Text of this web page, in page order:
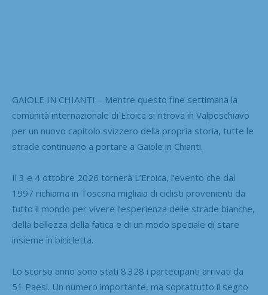
GAIOLE IN CHIANTI – Mentre questo fine settimana la
comunità internazionale di Eroica si ritrova in Valposchiavo
per un nuovo capitolo svizzero della propria storia, tutte le
strade continuano a portare a Gaiole in Chianti.
Il 3 e 4 ottobre 2026 tornerà L’Eroica, l’evento che dal
1997 richiama in Toscana migliaia di ciclisti provenienti da
tutto il mondo per vivere l’esperienza delle strade bianche,
della bellezza della fatica e di un modo speciale di stare
insieme in bicicletta.
Lo scorso anno sono stati 8.328 i partecipanti arrivati da
51 Paesi. Un numero importante, ma soprattutto il segno